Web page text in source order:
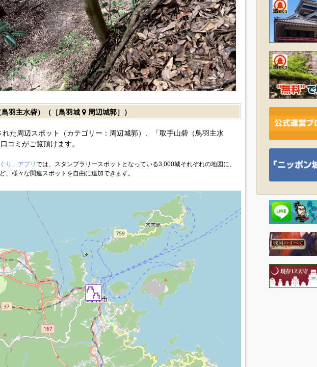
羽主水砦）（［鳥羽城 周辺城郭］）
た周辺スポット（カテゴリー：周辺城郭）、「取手山砦（鳥羽主水
コミがご覧頂けます。
り」アプリ では、スタンプラリースポットとなっている3,000城それぞれの地図に、
、様々な関連スポットを自由に追加できます。